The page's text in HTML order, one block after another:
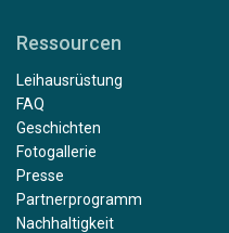
Ressourcen
Leihausrüstung
FAQ
Geschichten
Fotogallerie
Presse
Partnerprogramm
Nachhaltigkeit